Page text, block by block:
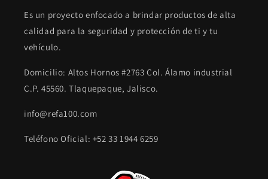
Es un proyecto enfocado a brindar productos de alta
calidad para la seguridad y protección de ti y tu
vehículo.
Domicilio: Altos Hornos #2763 Col. Álamo industrial
C.P. 45560. Tlaquepaque, Jalisco.
info@refa100.com
Teléfono Oficial: +52 33 1944 6259